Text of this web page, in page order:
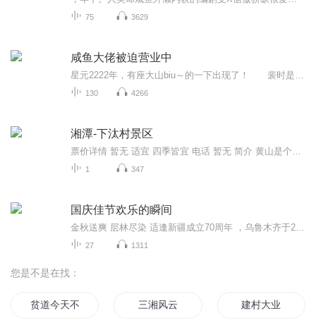
75 3629
咸鱼大佬被迫营业中
130 4266
湘潭-下汰村景区
1 347
国庆佳节欢乐的瞬间
27 1311
您是不是在找：
贫道今天不想营业 三湘风云 建村大业